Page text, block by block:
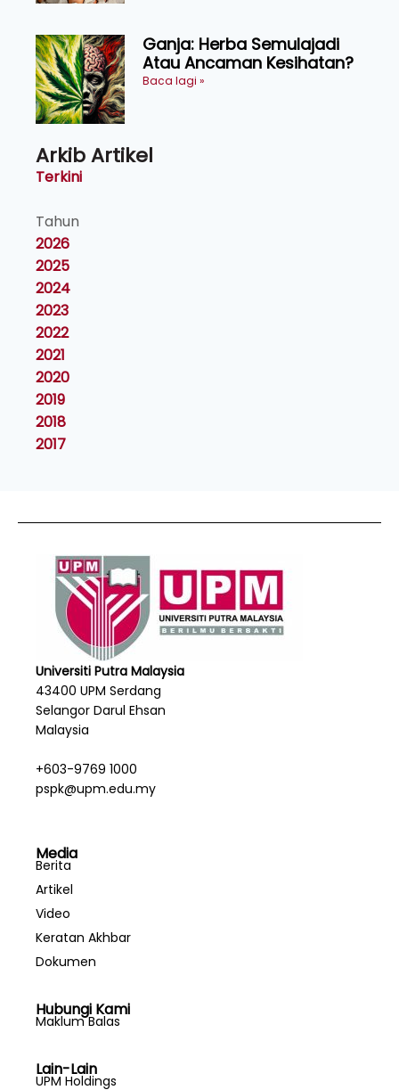
Ganja: Herba Semulajadi
Atau Ancaman Kesihatan?
Baca lagi »
Arkib Artikel
Terkini
Tahun
2026
2025
2024
2023
2022
2021
2020
2019
2018
2017
Universiti Putra Malaysia
43400 UPM Serdang
Selangor Darul Ehsan
Malaysia
+603-9769 1000
pspk@upm.edu.my
Media
Berita
Artikel
Video
Keratan Akhbar
Dokumen
Hubungi Kami
Maklum Balas
Lain-Lain
UPM Holdings